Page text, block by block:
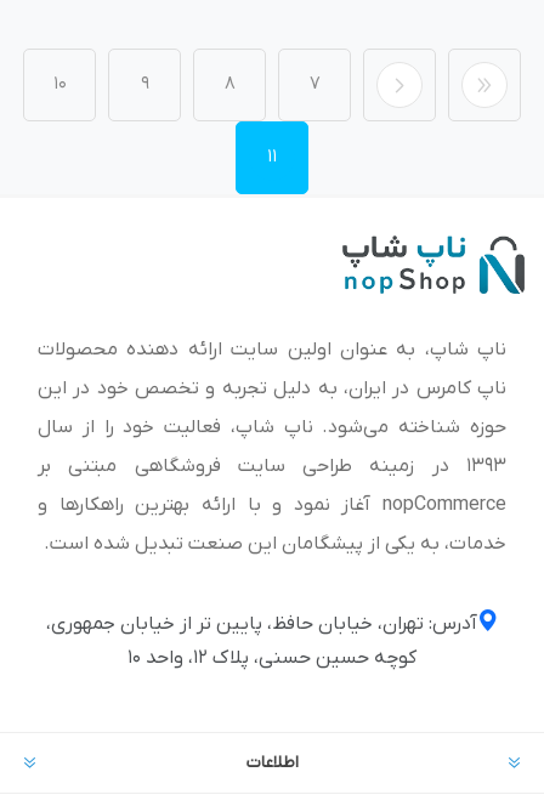
7
8
9
10
11
ناپ شاپ، به عنوان اولین سایت ارائه‌ دهنده محصولات
ناپ کامرس در ایران، به دلیل تجربه و تخصص خود در این
حوزه شناخته می‌شود. ناپ شاپ، فعالیت خود را از سال
1393 در زمینه طراحی سایت فروشگاهی مبتنی بر
nopCommerce آغاز نمود و با ارائه بهترین راهکارها و
خدمات، به یکی از پیشگامان این صنعت تبدیل شده است.
آدرس: تهران، خیابان حافظ، پایین تر از خیابان جمهوری،
کوچه حسین حسنی، پلاک ۱۲، واحد ۱۰
اطلاعات